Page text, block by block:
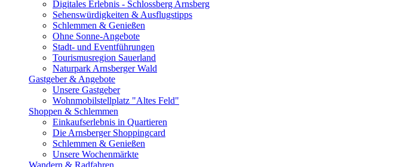
Digitales Erlebnis - Schlossberg Arnsberg
Sehenswürdigkeiten & Ausflugstipps
Schlemmen & Genießen
Ohne Sonne-Angebote
Stadt- und Eventführungen
Tourismusregion Sauerland
Naturpark Arnsberger Wald
Gastgeber & Angebote
Unsere Gastgeber
Wohnmobilstellplatz "Altes Feld"
Shoppen & Schlemmen
Einkaufserlebnis in Quartieren
Die Arnsberger Shoppingcard
Schlemmen & Genießen
Unsere Wochenmärkte
Wandern & Radfahren